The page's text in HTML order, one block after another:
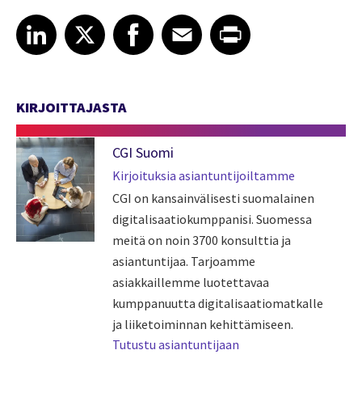
Share article on LinkedIn
LinkedIn
Share article on XShare article on Facebook
Facebook
Share article on Email
EmailShare article on Print
KIRJOITTAJASTA
CGI Suomi
Kirjoituksia asiantuntijoiltamme
CGI on kansainvälisesti suomalainen
digitalisaatiokumppanisi. Suomessa
meitä on noin 3700 konsulttia ja
asiantuntijaa. Tarjoamme
asiakkaillemme luotettavaa
kumppanuutta digitalisaatiomatkalle
ja liiketoiminnan kehittämiseen.
Tutustu asiantuntijaan